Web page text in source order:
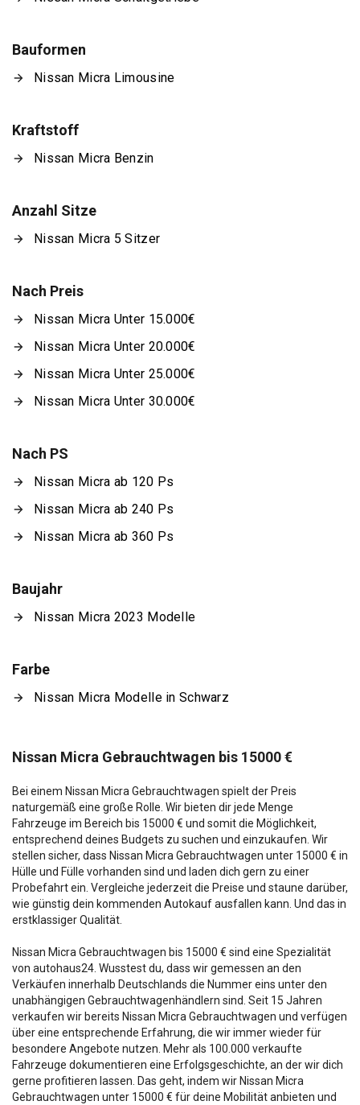
Bauformen
Nissan Micra Limousine
Kraftstoff
Nissan Micra Benzin
Anzahl Sitze
Nissan Micra 5 Sitzer
Nach Preis
Nissan Micra Unter 15.000€
Nissan Micra Unter 20.000€
Nissan Micra Unter 25.000€
Nissan Micra Unter 30.000€
Nach PS
Nissan Micra ab 120 Ps
Nissan Micra ab 240 Ps
Nissan Micra ab 360 Ps
Baujahr
Nissan Micra 2023 Modelle
Farbe
Nissan Micra Modelle in Schwarz
Nissan Micra Gebrauchtwagen bis 15000 €
Bei einem Nissan Micra Gebrauchtwagen spielt der Preis
naturgemäß eine große Rolle. Wir bieten dir jede Menge
Fahrzeuge im Bereich bis 15000 € und somit die Möglichkeit,
entsprechend deines Budgets zu suchen und einzukaufen. Wir
stellen sicher, dass Nissan Micra Gebrauchtwagen unter 15000 € in
Hülle und Fülle vorhanden sind und laden dich gern zu einer
Probefahrt ein. Vergleiche jederzeit die Preise und staune darüber,
wie günstig dein kommenden Autokauf ausfallen kann. Und das in
erstklassiger Qualität.
Nissan Micra Gebrauchtwagen bis 15000 € sind eine Spezialität
von autohaus24. Wusstest du, dass wir gemessen an den
Verkäufen innerhalb Deutschlands die Nummer eins unter den
unabhängigen Gebrauchtwagenhändlern sind. Seit 15 Jahren
verkaufen wir bereits Nissan Micra Gebrauchtwagen und verfügen
über eine entsprechende Erfahrung, die wir immer wieder für
besondere Angebote nutzen. Mehr als 100.000 verkaufte
Fahrzeuge dokumentieren eine Erfolgsgeschichte, an der wir dich
gerne profitieren lassen. Das geht, indem wir Nissan Micra
Gebrauchtwagen unter 15000 € für deine Mobilität anbieten und